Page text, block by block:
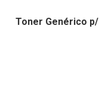
Toner Genérico p/